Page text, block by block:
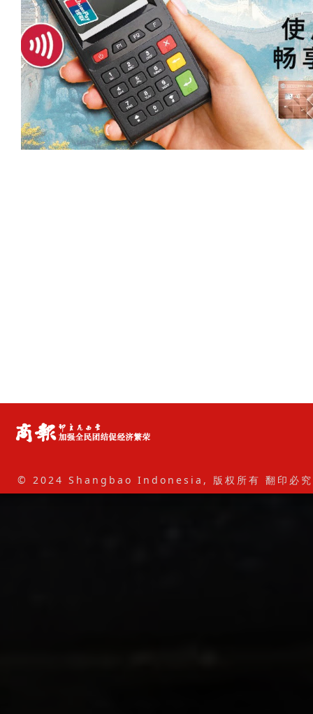
© 2024 Shangbao Indonesia, 版权所有 翻印必